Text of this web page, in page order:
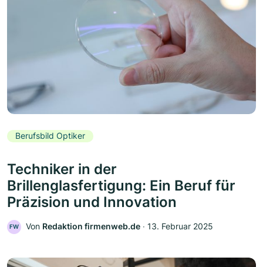
Berufsbild Optiker
Techniker in der
Brillenglasfertigung: Ein Beruf für
Präzision und Innovation
FW Von Redaktion firmenweb.de ‧ 13. Februar 2025